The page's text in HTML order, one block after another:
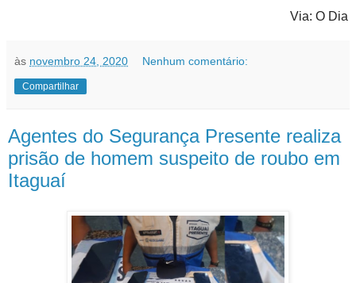
Via: O Dia
às novembro 24, 2020 Nenhum comentário:
Compartilhar
Agentes do Segurança Presente realiza
prisão de homem suspeito de roubo em
Itaguaí